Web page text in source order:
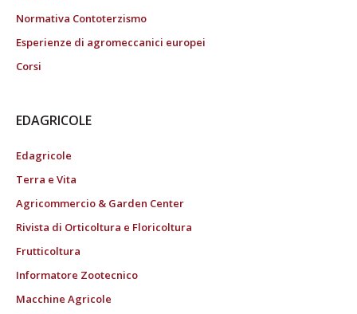
Normativa Contoterzismo
Esperienze di agromeccanici europei
Corsi
EDAGRICOLE
Edagricole
Terra e Vita
Agricommercio & Garden Center
Rivista di Orticoltura e Floricoltura
Frutticoltura
Informatore Zootecnico
Macchine Agricole